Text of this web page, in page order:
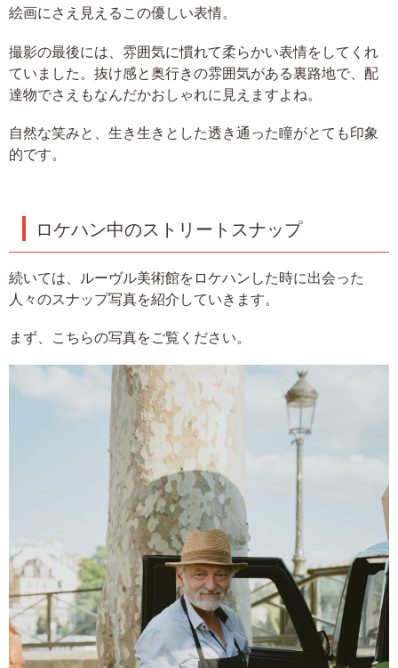
絵画にさえ見えるこの優しい表情。
撮影の最後には、雰囲気に慣れて柔らかい表情をしてくれ
ていました。抜け感と奥行きの雰囲気がある裏路地で、配
達物でさえもなんだかおしゃれに見えますよね。
自然な笑みと、生き生きとした透き通った瞳がとても印象
的です。
ロケハン中のストリートスナップ
続いては、ルーヴル美術館をロケハンした時に出会った
人々のスナップ写真を紹介していきます。
まず、こちらの写真をご覧ください。